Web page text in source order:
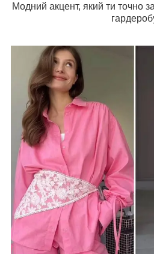
Модний акцент, який ти точно